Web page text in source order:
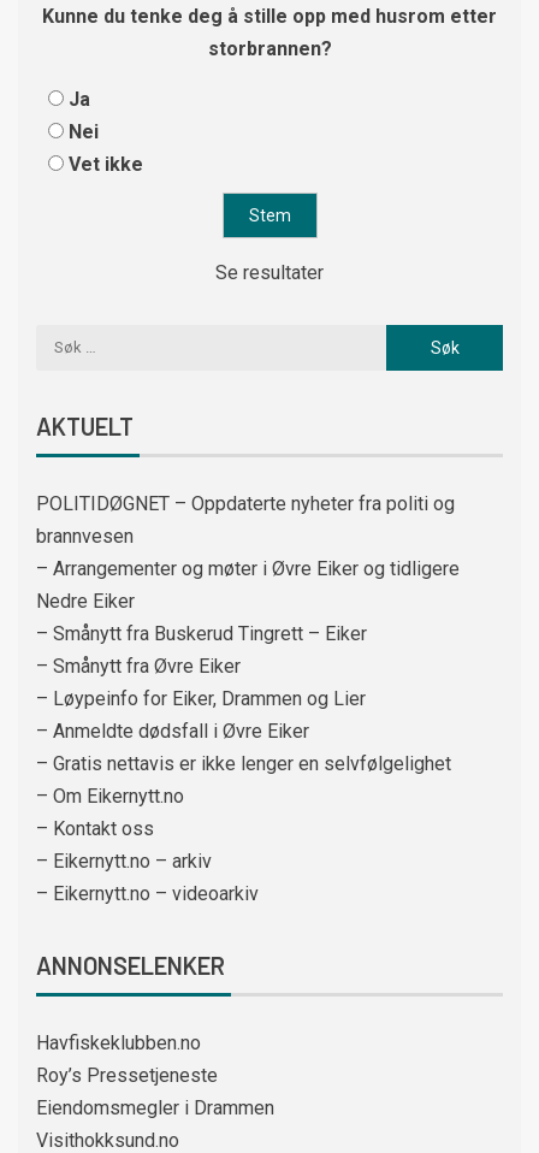
Kunne du tenke deg å stille opp med husrom etter
storbrannen?
Ja
Nei
Vet ikke
Se resultater
AKTUELT
POLITIDØGNET – Oppdaterte nyheter fra politi og
brannvesen
– Arrangementer og møter i Øvre Eiker og tidligere
Nedre Eiker
– Smånytt fra Buskerud Tingrett – Eiker
– Smånytt fra Øvre Eiker
– Løypeinfo for Eiker, Drammen og Lier
– Anmeldte dødsfall i Øvre Eiker
– Gratis nettavis er ikke lenger en selvfølgelighet
– Om Eikernytt.no
– Kontakt oss
– Eikernytt.no – arkiv
– Eikernytt.no – videoarkiv
ANNONSELENKER
Havfiskeklubben.no
Roy’s Pressetjeneste
Eiendomsmegler i Drammen
Visithokksund.no